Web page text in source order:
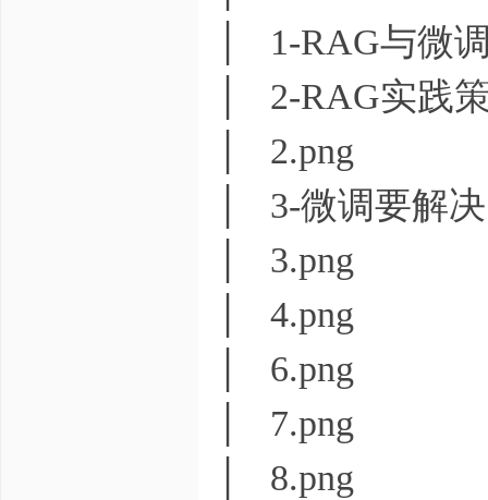
│ 1-RAG与微
│ 2-RAG实践
│ 2.png
│ 3-微调要解
│ 3.png
│ 4.png
│ 6.png
│ 7.png
│ 8.png